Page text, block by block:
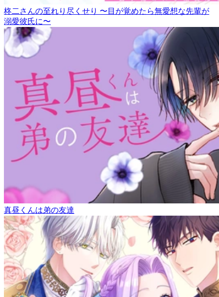
柊二さんの至れり尽くせり 〜目が覚めたら無愛想な先輩が
溺愛彼氏に〜
真昼くんは弟の友達